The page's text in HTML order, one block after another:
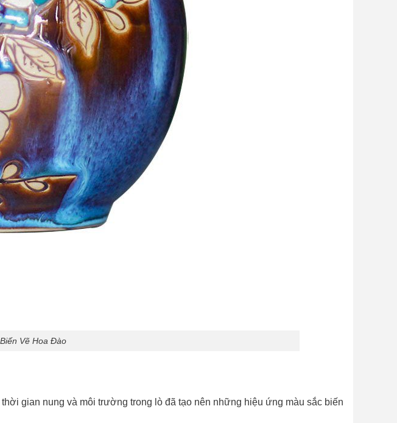
Vẽ Hoa Đào
gian nung và môi trường trong lò đã tạo nên những hiệu ứng màu sắc biến